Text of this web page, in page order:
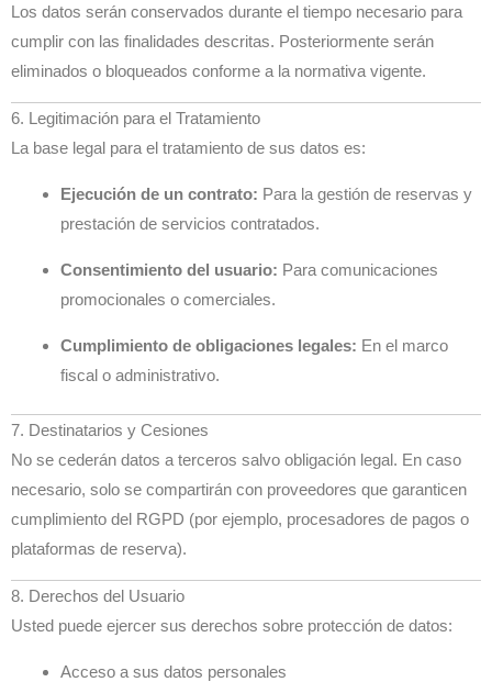
Los datos serán conservados durante el tiempo necesario para
cumplir con las finalidades descritas. Posteriormente serán
eliminados o bloqueados conforme a la normativa vigente.
6. Legitimación para el Tratamiento
La base legal para el tratamiento de sus datos es:
Ejecución de un contrato: Para la gestión de reservas y
prestación de servicios contratados.
Consentimiento del usuario: Para comunicaciones
promocionales o comerciales.
Cumplimiento de obligaciones legales: En el marco
fiscal o administrativo.
7. Destinatarios y Cesiones
No se cederán datos a terceros salvo obligación legal. En caso
necesario, solo se compartirán con proveedores que garanticen
cumplimiento del RGPD (por ejemplo, procesadores de pagos o
plataformas de reserva).
8. Derechos del Usuario
Usted puede ejercer sus derechos sobre protección de datos:
Acceso a sus datos personales